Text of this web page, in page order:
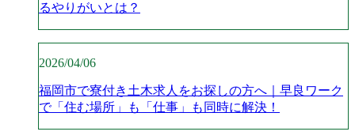
るやりがいとは？
2026/04/06
福岡市で寮付き土木求人をお探しの方へ｜早良ワーク
で「住む場所」も「仕事」も同時に解決！